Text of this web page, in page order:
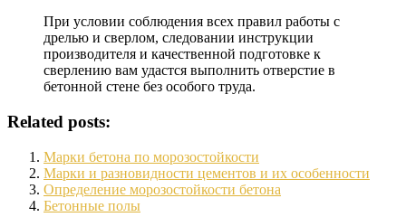
При условии соблюдения всех правил работы с
дрелью и сверлом, следовании инструкции
производителя и качественной подготовке к
сверлению вам удастся выполнить отверстие в
бетонной стене без особого труда.
Related posts:
Марки бетона по морозостойкости
Марки и разновидности цементов и их особенности
Определение морозостойкости бетона
Бетонные полы